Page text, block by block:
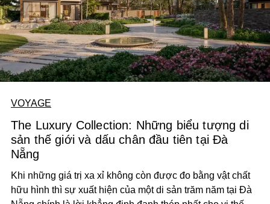
VOYAGE
The Luxury Collection: Những biểu tượng di
sản thế giới và dấu chân đầu tiên tại Đà
Nẵng
Khi những giá trị xa xỉ không còn được đo bằng vật chất
hữu hình thì sự xuất hiện của một di sản trăm năm tại Đà